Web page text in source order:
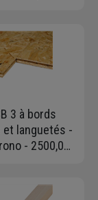
3 à bords
et languetés -
- 2500,0